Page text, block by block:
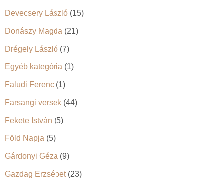
Devecsery László (15)
Donászy Magda (21)
Drégely László (7)
Egyéb kategória (1)
Faludi Ferenc (1)
Farsangi versek (44)
Fekete István (5)
Föld Napja (5)
Gárdonyi Géza (9)
Gazdag Erzsébet(23)